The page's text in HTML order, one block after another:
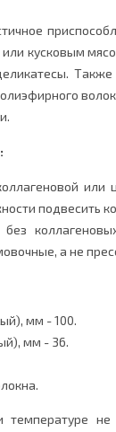
кусковым
или
подвесить
а не
мм - 100.
мм - 36.
температуре